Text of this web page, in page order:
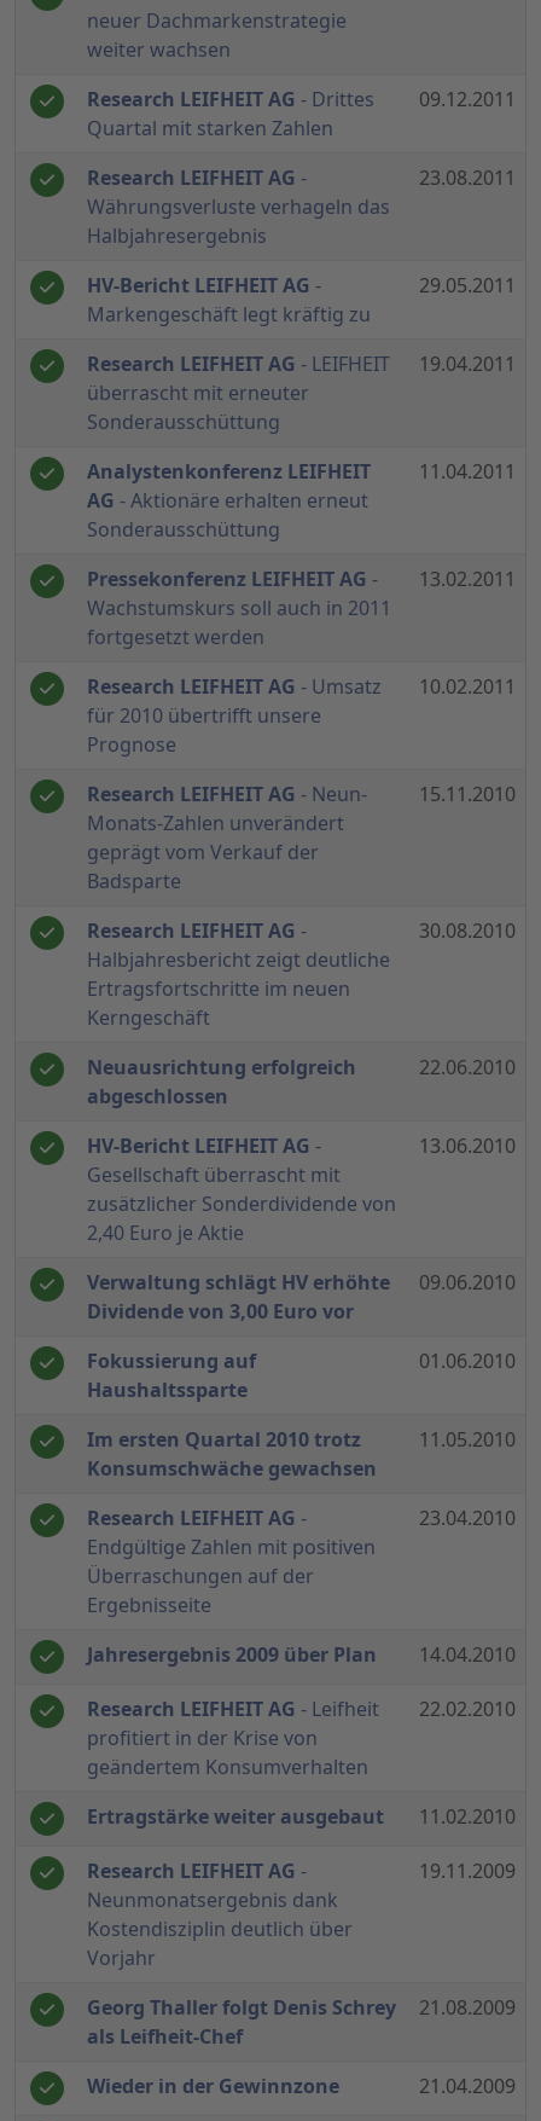
neuer Dachmarkenstrategie
weiter wachsen
Research LEIFHEIT AG - Drittes
Quartal mit starken Zahlen
09.12.2011
Research LEIFHEIT AG -
Währungsverluste verhageln das
Halbjahresergebnis
23.08.2011
HV-Bericht LEIFHEIT AG -
Markengeschäft legt kräftig zu
29.05.2011
Research LEIFHEIT AG - LEIFHEIT
überrascht mit erneuter
Sonderausschüttung
19.04.2011
Analystenkonferenz LEIFHEIT
AG - Aktionäre erhalten erneut
Sonderausschüttung
11.04.2011
Pressekonferenz LEIFHEIT AG -
Wachstumskurs soll auch in 2011
fortgesetzt werden
13.02.2011
Research LEIFHEIT AG - Umsatz
für 2010 übertrifft unsere
Prognose
10.02.2011
Research LEIFHEIT AG - Neun-
Monats-Zahlen unverändert
geprägt vom Verkauf der
Badsparte
15.11.2010
Research LEIFHEIT AG -
Halbjahresbericht zeigt deutliche
Ertragsfortschritte im neuen
Kerngeschäft
30.08.2010
Neuausrichtung erfolgreich
abgeschlossen
22.06.2010
HV-Bericht LEIFHEIT AG -
Gesellschaft überrascht mit
zusätzlicher Sonderdividende von
2,40 Euro je Aktie
13.06.2010
Verwaltung schlägt HV erhöhte
Dividende von 3,00 Euro vor
09.06.2010
Fokussierung auf
Haushaltssparte
01.06.2010
Im ersten Quartal 2010 trotz
Konsumschwäche gewachsen
11.05.2010
Research LEIFHEIT AG -
Endgültige Zahlen mit positiven
Überraschungen auf der
Ergebnisseite
23.04.2010
Jahresergebnis 2009 über Plan 14.04.2010
Research LEIFHEIT AG - Leifheit
profitiert in der Krise von
geändertem Konsumverhalten
22.02.2010
Ertragstärke weiter ausgebaut 11.02.2010
Research LEIFHEIT AG -
Neunmonatsergebnis dank
Kostendisziplin deutlich über
Vorjahr
19.11.2009
Georg Thaller folgt Denis Schrey
als Leifheit-Chef
21.08.2009
Wieder in der Gewinnzone 21.04.2009